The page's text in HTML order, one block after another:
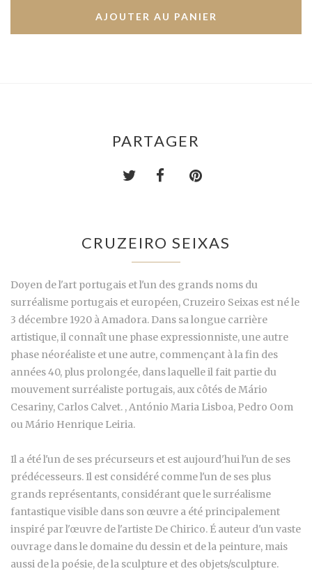
PARTAGER
CRUZEIRO SEIXAS
Doyen de l'art portugais et l'un des grands noms du
surréalisme portugais et européen, Cruzeiro Seixas est né le
3 décembre 1920 à Amadora. Dans sa longue carrière
artistique, il connaît une phase expressionniste, une autre
phase néoréaliste et une autre, commençant à la fin des
années 40, plus prolongée, dans laquelle il fait partie du
mouvement surréaliste portugais, aux côtés de Mário
Cesariny, Carlos Calvet. , António Maria Lisboa, Pedro Oom
ou Mário Henrique Leiria.
Il a été l'un de ses précurseurs et est aujourd'hui l'un de ses
prédécesseurs. Il est considéré comme l'un de ses plus
grands représentants, considérant que le surréalisme
fantastique visible dans son œuvre a été principalement
inspiré par l'œuvre de l'artiste De Chirico. É auteur d'un vaste
ouvrage dans le domaine du dessin et de la peinture, mais
aussi de la poésie, de la sculpture et des objets/sculpture.